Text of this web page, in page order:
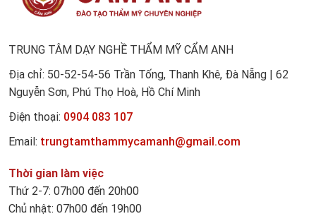
TRUNG TÂM DẠY NGHỀ THẨM MỸ CẨM ANH
Địa chỉ: 50-52-54-56 Trần Tống, Thanh Khê, Đà Nẵng | 62
Nguyễn Sơn, Phú Thọ Hoà, Hồ Chí Minh
Điện thoại: 0904 083 107
Email: trungtamthammycamanh@gmail.com
Thời gian làm việc
Thứ 2-7: 07h00 đến 20h00
Chủ nhật: 07h00 đến 19h00